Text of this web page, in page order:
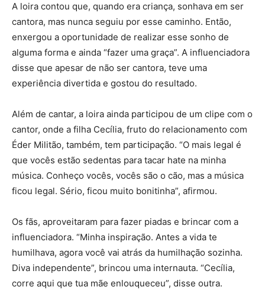
A loira contou que, quando era criança, sonhava em ser
cantora, mas nunca seguiu por esse caminho. Então,
enxergou a oportunidade de realizar esse sonho de
alguma forma e ainda “fazer uma graça”. A influenciadora
disse que apesar de não ser cantora, teve uma
experiência divertida e gostou do resultado.
Além de cantar, a loira ainda participou de um clipe com o
cantor, onde a filha Cecília, fruto do relacionamento com
Éder Militão, também, tem participação. “O mais legal é
que vocês estão sedentas para tacar hate na minha
música. Conheço vocês, vocês são o cão, mas a música
ficou legal. Sério, ficou muito bonitinha”, afirmou.
Os fãs, aproveitaram para fazer piadas e brincar com a
influenciadora. “Minha inspiração. Antes a vida te
humilhava, agora você vai atrás da humilhação sozinha.
Diva independente”, brincou uma internauta. “Cecília,
corre aqui que tua mãe enlouqueceu”, disse outra.